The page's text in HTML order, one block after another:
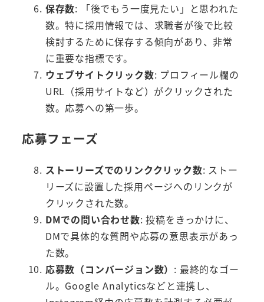
保存数: 「後でもう一度見たい」と思われた
数。特に採用情報では、求職者が後で比較
検討するために保存する傾向があり、非常
に重要な指標です。
ウェブサイトクリック数: プロフィール欄の
URL（採用サイトなど）がクリックされた
数。応募への第一歩。
応募フェーズ
ストーリーズでのリンククリック数: ストー
リーズに設置した採用ページへのリンクが
クリックされた数。
DMでの問い合わせ数: 投稿をきっかけに、
DMで具体的な質問や応募の意思表示があっ
た数。
応募数（コンバージョン数） : 最終的なゴー
ル。Google Analyticsなどと連携し、